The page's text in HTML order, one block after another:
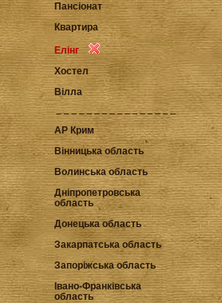
Пансіонат
Квартира
Елінг
Хостел
Вілла
АР Крим
Вінницька область
Волинська область
Дніпропетровська
область
Донецька область
Закарпатська область
Запоріжська область
Івано-Франківська
область